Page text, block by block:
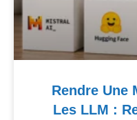
Rendre Une
Les LLM :